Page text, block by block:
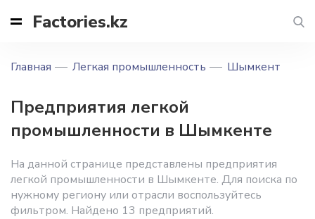
Factories.kz
Главная Легкая промышленность Шымкент
Предприятия легкой
промышленности в Шымкенте
На данной странице представлены предприятия
легкой промышленности в Шымкенте. Для поиска по
нужному региону или отрасли воспользуйтесь
фильтром. Найдено 13 предприятий.